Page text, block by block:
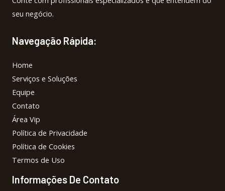
seu negócio.
Navegação Rápida:
Home
Serviços e Soluções
Equipe
Contato
Área Vip
Política de Privacidade
Política de Cookies
Termos de Uso
Informações De Contato